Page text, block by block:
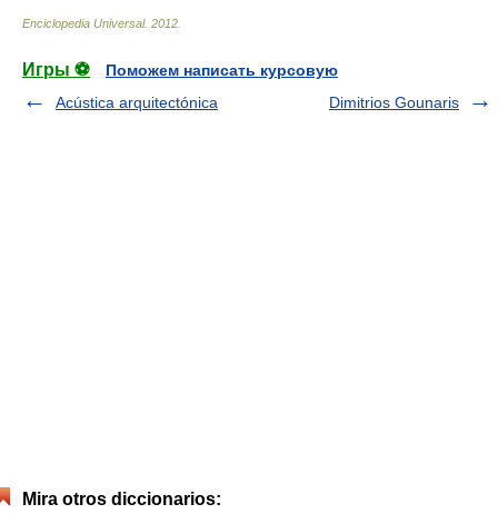
Enciclopedia Universal. 2012
Игры ⚽
Поможем написать курсовую
Acústica arquitectónica
Dimitrios Gounaris
Mira otros diccionarios: